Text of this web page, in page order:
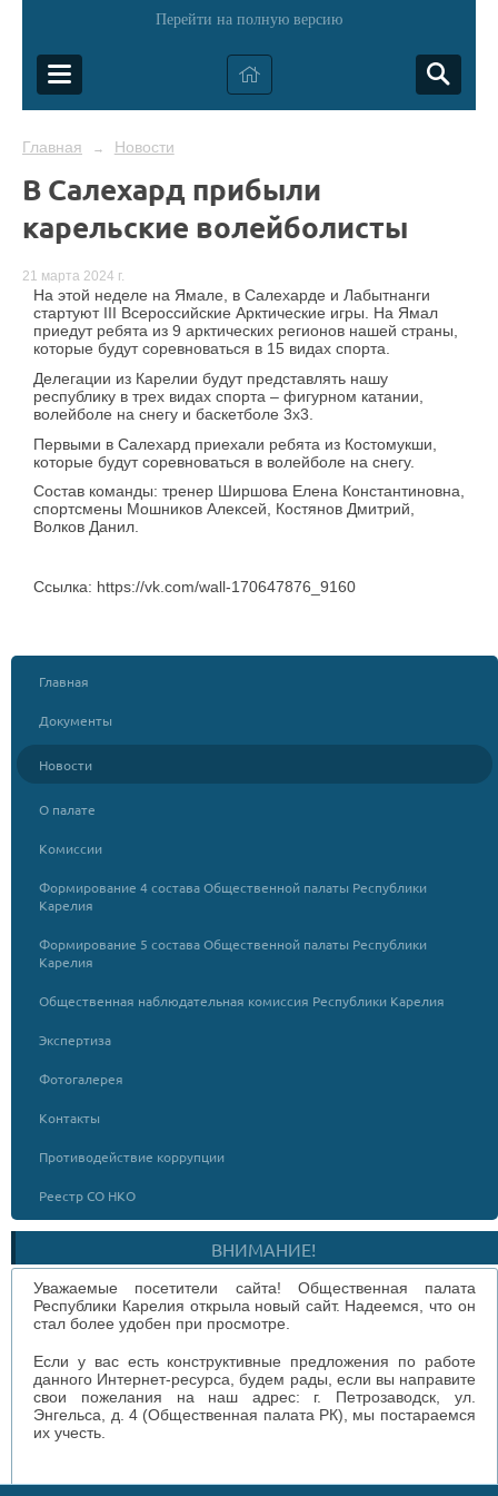
Перейти на полную версию
Главная → Новости
В Салехард прибыли
карельские волейболисты
21 марта 2024 г.
На этой неделе на Ямале, в Салехарде и Лабытнанги
стартуют III Всероссийские Арктические игры. На Ямал
приедут ребята из 9 арктических регионов нашей страны,
которые будут соревноваться в 15 видах спорта.
Делегации из Карелии будут представлять нашу
республику в трех видах спорта – фигурном катании,
волейболе на снегу и баскетболе 3х3.
Первыми в Салехард приехали ребята из Костомукши,
которые будут соревноваться в волейболе на снегу.
Состав команды: тренер Ширшова Елена Константиновна,
спортсмены Мошников Алексей, Костянов Дмитрий,
Волков Данил.
Ссылка: https://vk.com/wall-170647876_9160
Главная
Документы
Новости
О палате
Комиссии
Формирование 4 состава Общественной палаты Республики
Карелия
Формирование 5 состава Общественной палаты Республики
Карелия
Общественная наблюдательная комиссия Республики Карелия
Экспертиза
Фотогалерея
Контакты
Противодействие коррупции
Реестр СО НКО
ВНИМАНИЕ!
Уважаемые посетители сайта! Общественная палата
Республики Карелия открыла новый сайт. Надеемся, что он
стал более удобен при просмотре.
Если у вас есть конструктивные предложения по работе
данного Интернет-ресурса, будем рады, если вы направите
свои пожелания на наш адрес: г. Петрозаводск, ул.
Энгельса, д. 4 (Общественная палата РК), мы постараемся
их учесть.